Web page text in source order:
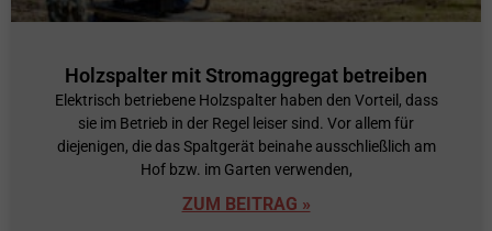
Holzspalter mit Stromaggregat betreiben
Elektrisch betriebene Holzspalter haben den Vorteil, dass
sie im Betrieb in der Regel leiser sind. Vor allem für
diejenigen, die das Spaltgerät beinahe ausschließlich am
Hof bzw. im Garten verwenden,
ZUM BEITRAG »